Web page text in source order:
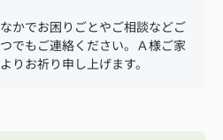
かでお困りごとやご相談などご
でもご連絡ください。Ａ様ご家
りお祈り申し上げます。